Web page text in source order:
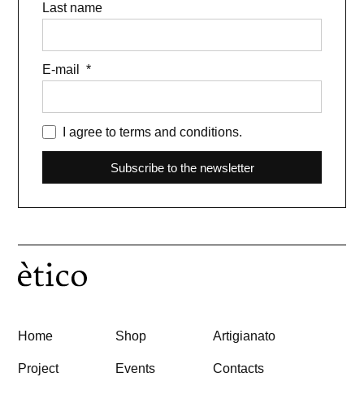
Last name
E-mail
I agree to terms and conditions.
Subscribe to the newsletter
Home Shop Artigianato
Project Events Contacts